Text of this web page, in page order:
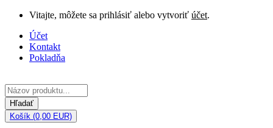
Vitajte, môžete sa prihlásiť alebo vytvoriť účet.
Účet
Kontakt
Pokladňa
Hľadať
Košík (0,00 EUR)